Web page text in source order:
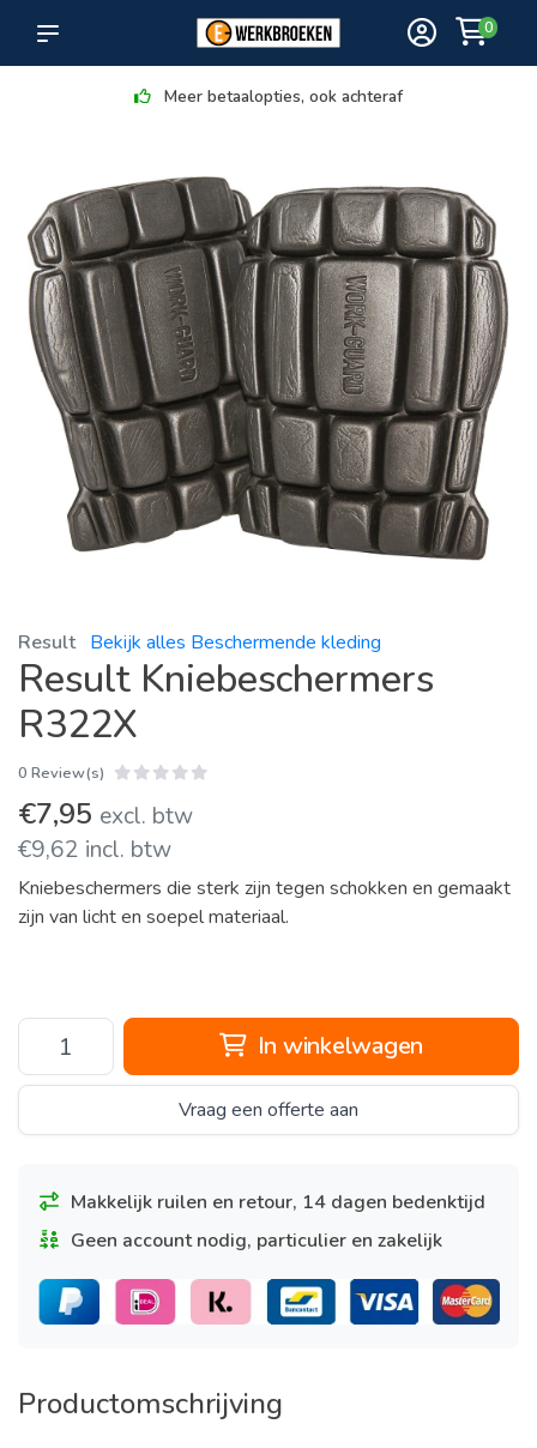
0
Meer betaalopties, ook achteraf
Result Bekijk alles Beschermende kleding
Result Kniebeschermers
R322X
0 Review(s)
€7,95 excl. btw
€9,62 incl. btw
Kniebeschermers die sterk zijn tegen schokken en gemaakt
zijn van licht en soepel materiaal.
In winkelwagen
Vraag een offerte aan
Makkelijk ruilen en retour, 14 dagen bedenktijd
Geen account nodig, particulier en zakelijk
Productomschrijving